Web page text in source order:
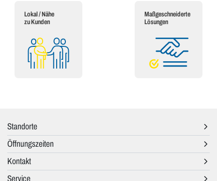
Lokal / Nähe
zu Kunden
Maßgeschneiderte
Lösungen
Standorte
Öffnungszeiten
Kontakt
Service